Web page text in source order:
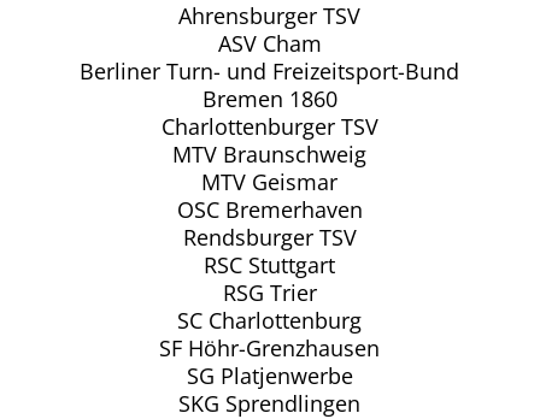
Ahrensburger TSV
ASV Cham
Berliner Turn- und Freizeitsport-Bund
Bremen 1860
Charlottenburger TSV
MTV Braunschweig
MTV Geismar
OSC Bremerhaven
Rendsburger TSV
RSC Stuttgart
RSG Trier
SC Charlottenburg
SF Höhr-Grenzhausen
SG Platjenwerbe
SKG Sprendlingen